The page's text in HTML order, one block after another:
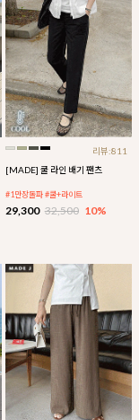
리뷰:811
[MADE] 쿨 라인 배기 팬츠
#1만장돌파 #쿨+라이트
29,300 32,500 10%